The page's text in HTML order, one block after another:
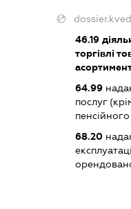
46.19
торгівлі
64.99
послуг
68.20